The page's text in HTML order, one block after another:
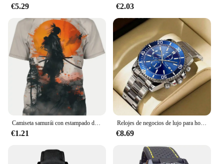
€5.29 €2.03
Camiseta samurái con estampado de soldado para hombre, jersey informal de manga corta con cuello redondo de Anime, ropa de calle para exteriores, camiseta para hombre, ropa de gran tamaño
€1.21
Relojes de negocios de lujo para hombre, reloj de cuarzo de acero inoxidable plateado, reloj luminoso para hombre
€8.69